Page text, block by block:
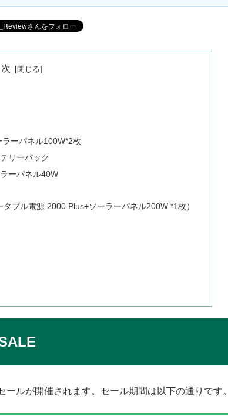
次
ーパネル100W*2枚
リーパック
ーパネル40W
ブル電源 2000 Plus+ソーラーパネル200W *1枚）
ルが開催されます。セール期間は以下の通りです。